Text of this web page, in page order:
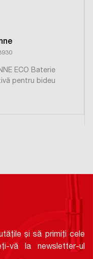
ECO Baterie
pentru bideu
și să primiți cele
vă la newsletter-ul